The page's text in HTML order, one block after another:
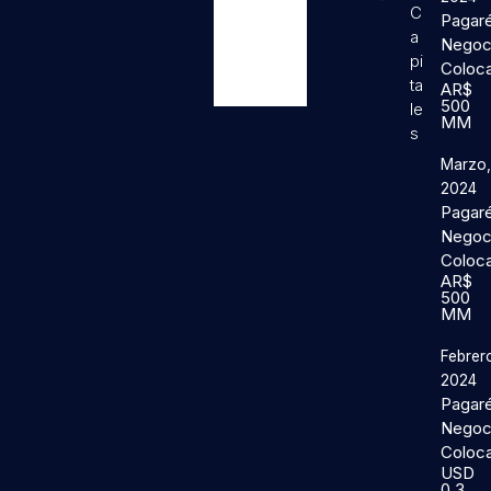
C
a
pi
ta
le
s
AR$
500
MM
Marzo,
2024
AR$
500
MM
2024
USD